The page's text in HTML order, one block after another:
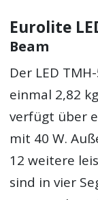
Eurolite
Beam
Der LED
einmal 2,82
verfügt über
mit 40 W.
12 weitere
sind in vier